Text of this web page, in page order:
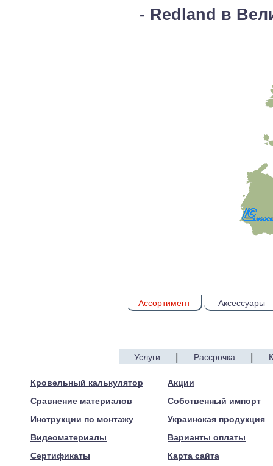
- Redland в
Ассортимент Аксессуары
Услуги Рассрочка
Кровельный калькулятор
Сравнение материалов
Инструкции по монтажу
Видеоматериалы
Сертификаты
Акции
Собственный импорт
Украинская продукция
Варианты оплаты
Карта сайта